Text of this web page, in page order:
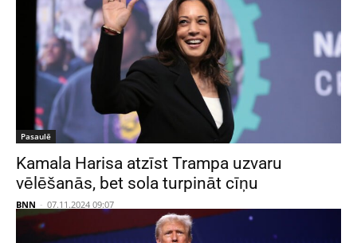
Pasaulē
Kamala Harisa atzīst Trampa uzvaru
vēlēšanās, bet sola turpināt cīņu
BNN - 07.11.2024 09:07